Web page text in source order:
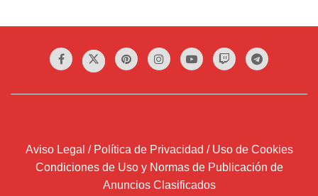
Aviso Legal / Política de Privacidad / Uso de Cookies
Condiciones de Uso y Normas de Publicación de
Anuncios Clasificados